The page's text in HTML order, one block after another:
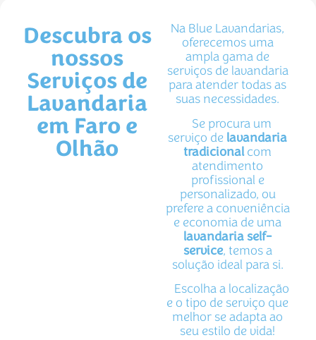
Descubra os
nossos
Serviços de
Lavandaria
em Faro e
Olhão
Na Blue Lavandarias,
oferecemos uma
ampla gama de
serviços de lavandaria
para atender todas as
suas necessidades.
Se procura um
serviço de lavandaria
tradicionalcom
atendimento
profissional e
personalizado, ou
prefere a conveniência
e economia de uma
lavandaria self-
service, temos a
solução ideal para si.
Escolha a localização
e o tipo de serviço que
melhor se adapta ao
seu estilo de vida!